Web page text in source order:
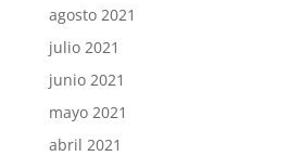
agosto 2021
julio 2021
junio 2021
mayo 2021
abril 2021